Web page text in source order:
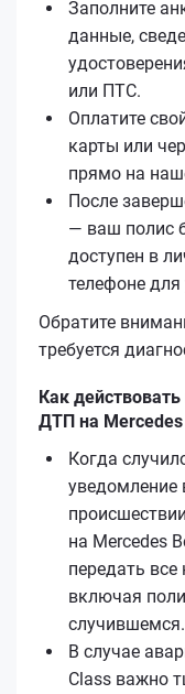
Заполните
данные,
или ПТС.
Оплатите
карты или
прямо на
После
— ваш полис
доступен в
телефоне
Обратите
требуется
Как
ДТП на Mercedes
Когда
уведомление
на Mercedes
передать
включая
случившемся.
В случае
Class важно